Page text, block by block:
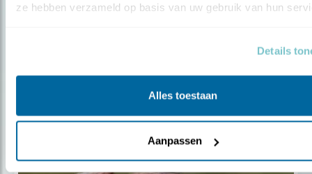
ze hebben verzameld op basis van uw gebruik van hun
Details
Alles toestaan
Aanpassen
Populair